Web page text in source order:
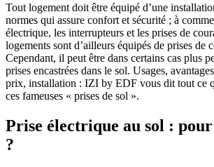
Tout logement doit être équipé d’une
normes qui assure confort et sécurité ; à
électrique, les interrupteurs et les prises de
logements sont d’ailleurs équipés de prises de
Cependant, il peut être dans certains cas plus
prises encastrées dans le sol. Usages,
prix, installation : IZI by EDF vous dit tout ce
ces fameuses « prises de sol ».
Prise électrique au sol : pour
?